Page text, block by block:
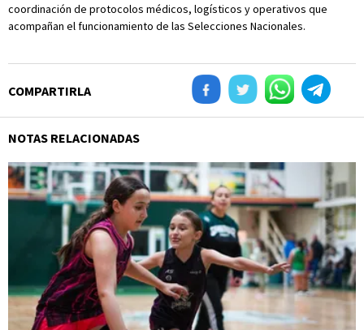
coordinación de protocolos médicos, logísticos y operativos que
acompañan el funcionamiento de las Selecciones Nacionales.
COMPARTIRLA
NOTAS RELACIONADAS